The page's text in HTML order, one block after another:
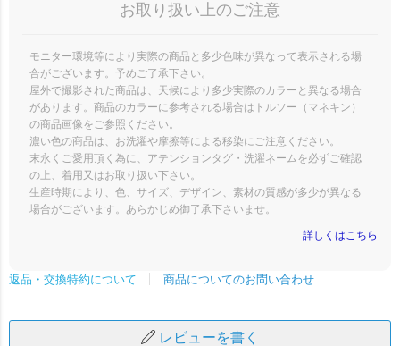
お取り扱い上のご注意
モニター環境等により実際の商品と多少色味が異なって表示される場
合がございます。予めご了承下さい。
屋外で撮影された商品は、天候により多少実際のカラーと異なる場合
があります。商品のカラーに参考される場合はトルソー（マネキン）
の商品画像をご参照ください。
濃い色の商品は、お洗濯や摩擦等による移染にご注意ください。
末永くご愛用頂く為に、アテンションタグ・洗濯ネームを必ずご確認
の上、着用又はお取り扱い下さい。
生産時期により、色、サイズ、デザイン、素材の質感が多少が異なる
場合がございます。あらかじめ御了承下さいませ。
詳しくはこちら
返品・交換特約について 商品についてのお問い合わせ
レビューを書く